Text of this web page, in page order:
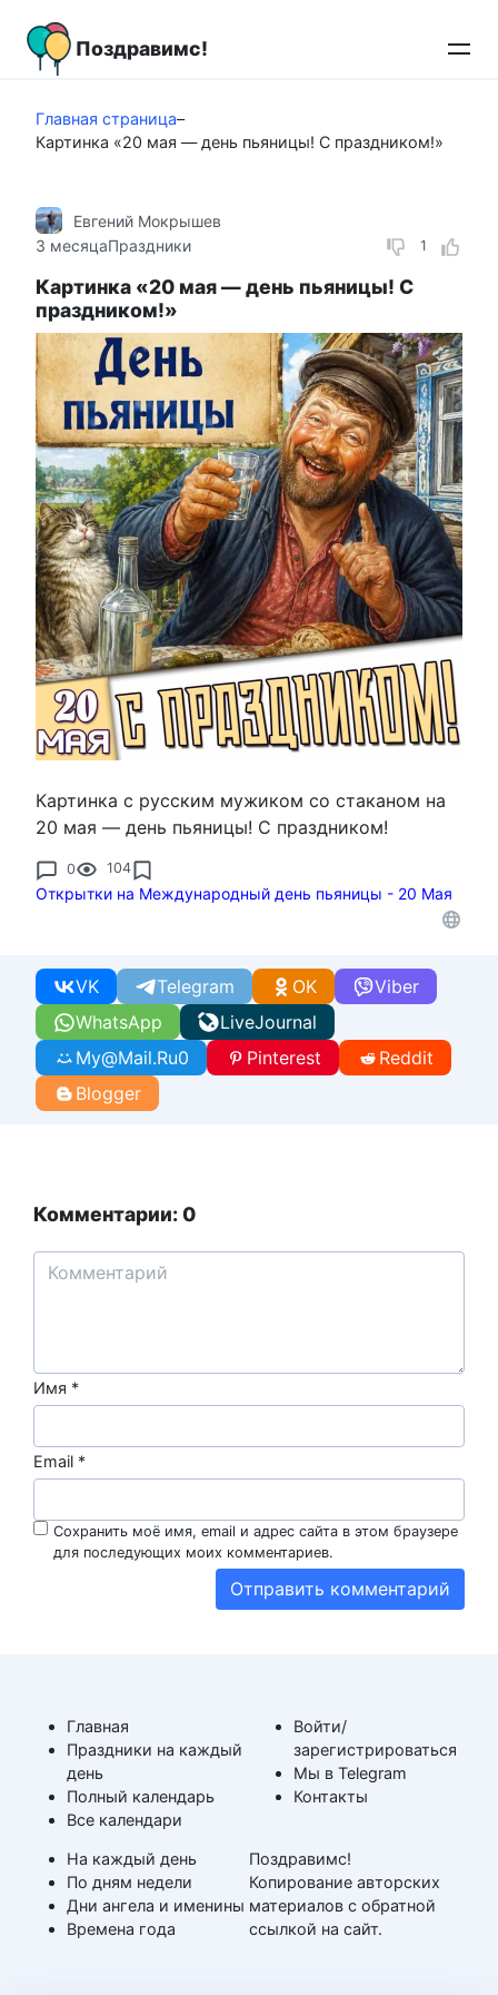
контенту
Поздравимс!
Главная страница–
Картинка «20 мая — день пьяницы! С праздником!»
1
Евгений Мокрышев
3 месяцаПраздники
Картинка «20 мая — день пьяницы! С
праздником!»
Картинка с русским мужиком со стаканом на
20 мая — день пьяницы! С праздником!
0 104
Открытки на Международный день пьяницы - 20 Мая
WhatsApp
VK Telegram Viber
OK
LiveJournal
My@Mail.Ru0 Pinterest
Reddit
Blogger
Комментарии: 0
Имя *
Email *
Сохранить моё имя, email и адрес сайта в этом браузере
для последующих моих комментариев.
Главная
Праздники на каждый
день
Полный календарь
Все календари
На каждый день
По дням недели
Дни ангела и именины
Времена года
Войти/
зарегистрироваться
Мы в Telegram
Контакты
Поздравимс!
Копирование авторских
материалов с обратной
ссылкой на сайт.